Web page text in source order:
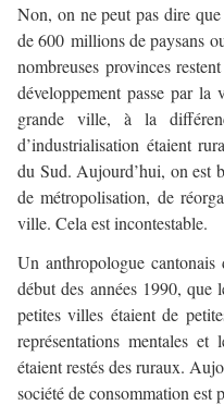
Non, on ne peut pas dire
de 600 millions de paysans
nombreuses provinces
développement passe par
grande ville, à la
d’industrialisation étaient
du Sud. Aujourd’hui, on est
de métropolisation, de
ville. Cela est incontestable.
Un anthropologue
début des années 1990, que
petites villes étaient de
représentations mentales et
étaient restés des ruraux.
société de consommation est